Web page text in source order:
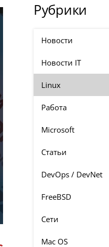
Рубрики
Новости
Новости IT
Linux
Работа
Microsoft
Статьи
DevOps / DevNet
FreeBSD
Сети
Mac OS